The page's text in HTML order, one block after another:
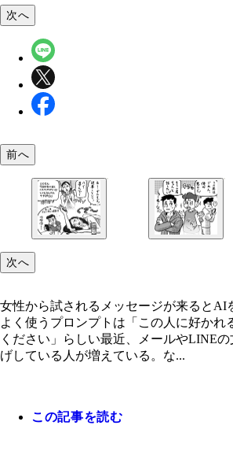
写メ日記や客への営業メッ
リヘル嬢。「本当にストレス
ている」
友人ともめた際に、AIに相談
した男性。和解を申し入れ
う
女性から試されるメッセー
生。よく使うプロンプトは「
面を考えてください」らしい
次へ
前へ
次へ
女性から試されるメッセージが来るとAI
よく使うプロンプトは「この人に好かれ
ください」らしい最近、メールやLINE
げしている人が増えている。な...
この記事を読む